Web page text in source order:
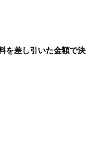
を差し引いた金額で決